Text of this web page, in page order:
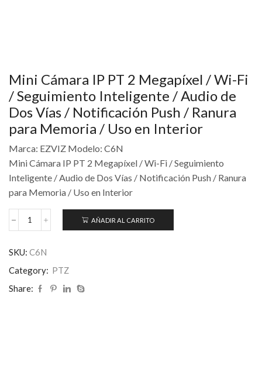
Mini Cámara IP PT 2 Megapíxel / Wi-Fi
/ Seguimiento Inteligente / Audio de
Dos Vías / Notificación Push / Ranura
para Memoria / Uso en Interior
Marca: EZVIZ Modelo: C6N
Mini Cámara IP PT 2 Megapíxel / Wi-Fi / Seguimiento
Inteligente / Audio de Dos Vías / Notificación Push / Ranura
para Memoria / Uso en Interior
AÑADIR AL CARRITO
SKU: C6N
Category: PTZ
Share: